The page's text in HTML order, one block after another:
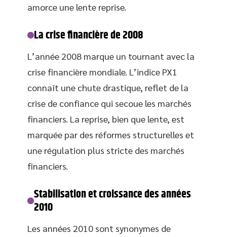
amorce une lente reprise.
La crise financière de 2008
L’année 2008 marque un tournant avec la
crise financière mondiale. L’indice PX1
connaît une chute drastique, reflet de la
crise de confiance qui secoue les marchés
financiers. La reprise, bien que lente, est
marquée par des réformes structurelles et
une régulation plus stricte des marchés
financiers.
Stabilisation et croissance des années
2010
Les années 2010 sont synonymes de